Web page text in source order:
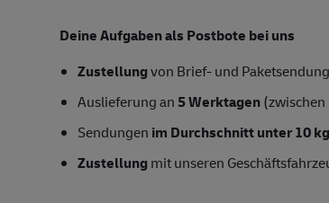
Deine Aufgaben als Postbote bei uns
Zustellungvon Brief- und
Auslieferung an5 Werktagen
Sendungen im Durchschnitt unter 10 kg
Zustellung mit unseren